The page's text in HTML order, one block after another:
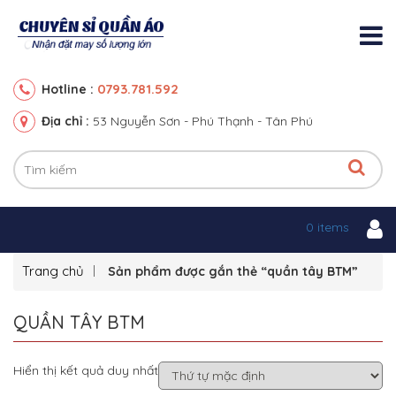
Hotline : 0793.781.592
Địa chỉ : 53 Nguyễn Sơn - Phú Thạnh - Tân Phú
0 items
Trang chủ Sản phẩm được gắn thẻ “quần tây BTM”
QUẦN TÂY BTM
Hiển thị kết quả duy nhất